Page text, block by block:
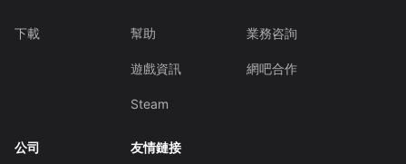
下載 幫助
遊戲資訊
Steam
業務咨詢
網吧合作
公司 友情鏈接